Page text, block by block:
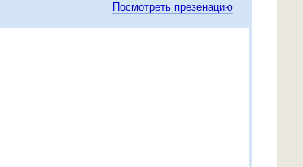
Посмотреть презенацию